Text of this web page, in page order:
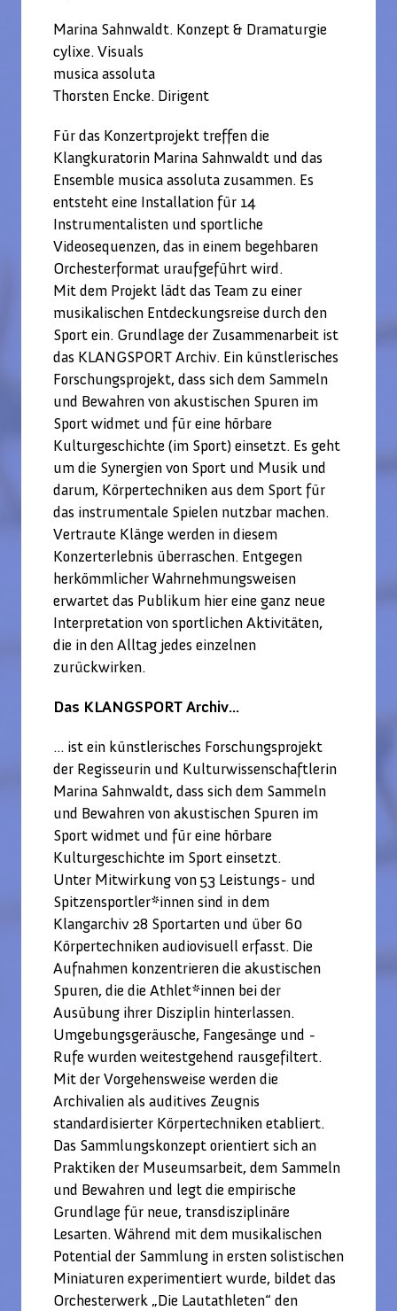
Marina Sahnwaldt. Konzept & Dramaturgie
cylixe. Visuals
musica assoluta
Thorsten Encke. Dirigent
Für das Konzertprojekt treffen die
Klangkuratorin Marina Sahnwaldt und das
Ensemble musica assoluta zusammen. Es
entsteht eine Installation für 14
Instrumentalisten und sportliche
Videosequenzen, das in einem begehbaren
Orchesterformat uraufgeführt wird.
Mit dem Projekt lädt das Team zu einer
musikalischen Entdeckungsreise durch den
Sport ein. Grundlage der Zusammenarbeit ist
das KLANGSPORT Archiv. Ein künstlerisches
Forschungsprojekt, dass sich dem Sammeln
und Bewahren von akustischen Spuren im
Sport widmet und für eine hörbare
Kulturgeschichte (im Sport) einsetzt. Es geht
um die Synergien von Sport und Musik und
darum, Körpertechniken aus dem Sport für
das instrumentale Spielen nutzbar machen.
Vertraute Klänge werden in diesem
Konzerterlebnis überraschen. Entgegen
herkömmlicher Wahrnehmungsweisen
erwartet das Publikum hier eine ganz neue
Interpretation von sportlichen Aktivitäten,
die in den Alltag jedes einzelnen
zurückwirken.
Das KLANGSPORT Archiv...
... ist ein künstlerisches Forschungsprojekt
der Regisseurin und Kulturwissenschaftlerin
Marina Sahnwaldt, dass sich dem Sammeln
und Bewahren von akustischen Spuren im
Sport widmet und für eine hörbare
Kulturgeschichte im Sport einsetzt.
Unter Mitwirkung von 53 Leistungs- und
Spitzensportler*innen sind in dem
Klangarchiv 28 Sportarten und über 60
Körpertechniken audiovisuell erfasst. Die
Aufnahmen konzentrieren die akustischen
Spuren, die die Athlet*innen bei der
Ausübung ihrer Disziplin hinterlassen.
Umgebungsgeräusche, Fangesänge und -
Rufe wurden weitestgehend rausgefiltert.
Mit der Vorgehensweise werden die
Archivalien als auditives Zeugnis
standardisierter Körpertechniken etabliert.
Das Sammlungskonzept orientiert sich an
Praktiken der Museumsarbeit, dem Sammeln
und Bewahren und legt die empirische
Grundlage für neue, transdisziplinäre
Lesarten. Während mit dem musikalischen
Potential der Sammlung in ersten solistischen
Miniaturen experimentiert wurde, bildet das
Orchesterwerk „Die Lautathleten“ den